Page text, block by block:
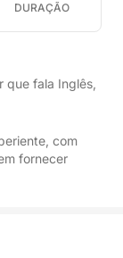
DURAÇÃO
que fala Inglês,
com
fornecer